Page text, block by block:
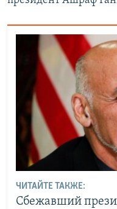
ЧИТАЙТЕ ТАКЖЕ:
Сбежавший